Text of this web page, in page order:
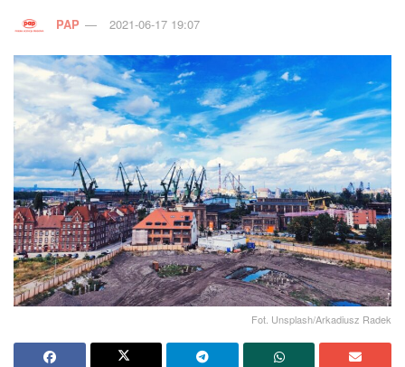
PAP 2021-06-17 19:07
Fot. Unsplash/Arkadiusz Radek